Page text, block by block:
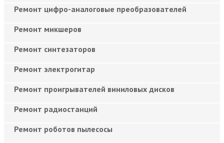
Ремонт цифро-аналоговые преобразователей
Ремонт микшеров
Ремонт синтезаторов
Ремонт электрогитар
Ремонт проигрывателей виниловых дисков
Ремонт радиостанций
Ремонт роботов пылесосы